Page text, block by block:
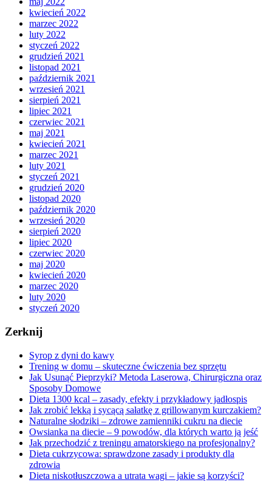
kwiecień 2022
marzec 2022
luty 2022
styczeń 2022
grudzień 2021
listopad 2021
październik 2021
wrzesień 2021
sierpień 2021
lipiec 2021
czerwiec 2021
maj 2021
kwiecień 2021
marzec 2021
luty 2021
styczeń 2021
grudzień 2020
listopad 2020
październik 2020
wrzesień 2020
sierpień 2020
lipiec 2020
czerwiec 2020
maj 2020
kwiecień 2020
marzec 2020
luty 2020
styczeń 2020
Zerknij
Syrop z dyni do kawy
Trening w domu – skuteczne ćwiczenia bez sprzętu
Jak Usunąć Pieprzyki? Metoda Laserowa, Chirurgiczna oraz
Sposoby Domowe
Dieta 1300 kcal – zasady, efekty i przykładowy jadłospis
Jak zrobić lekką i sycącą sałatkę z grillowanym kurczakiem?
Naturalne słodziki – zdrowe zamienniki cukru na diecie
Owsianka na diecie – 9 powodów, dla których warto ją jeść
Jak przechodzić z treningu amatorskiego na profesjonalny?
Dieta cukrzycowa: sprawdzone zasady i produkty dla
zdrowia
Dieta niskotłuszczowa a utrata wagi – jakie są korzyści?